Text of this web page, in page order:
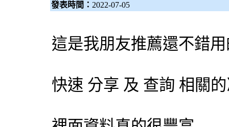
發表時間： 2022-07-05
這是我朋友推薦還不錯
快速 分享 及 查詢 相關